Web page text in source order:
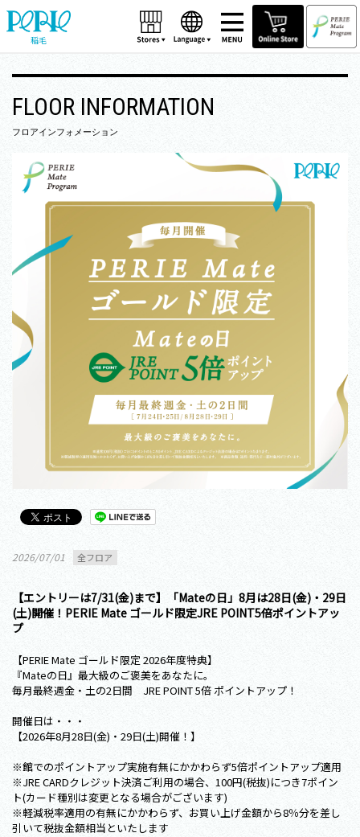
稲毛
FLOOR INFORMATION
フロアインフォメーション
2026/07/01 全フロア
【エントリーは7/31(金)まで】「Mateの日」8月は28日(金)・29日
(土)開催！PERIE Mate ゴールド限定JRE POINT5倍ポイントアッ
プ
【PERIE Mate ゴールド限定 2026年度特典】
『Mateの日』最大級のご褒美をあなたに。
毎月最終週金・土の2日間 JRE POINT 5倍 ポイントアップ！
開催日は・・・
【2026年8月28日(金)・29日(土)開催！】
※館でのポイントアップ実施有無にかかわらず5倍ポイントアップ適用
※JRE CARDクレジット決済ご利用の場合、100円(税抜)につき7ポイン
ト(カード種別は変更となる場合がございます)
※軽減税率適用の有無にかかわらず、お買い上げ金額から8％分を差し
引いて税抜金額相当といたします